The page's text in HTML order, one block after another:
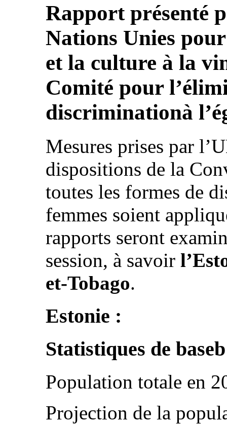
Rapport présenté
Nations Unies
et la culture à la
Comité pour
discriminationà
Mesures prises par
dispositions de la
toutes les formes de
femmes soient
rapports seront
session, à savoir
et-Tobago.
Estonie :
Statistiques de baseb
Population totale en
Projection de la